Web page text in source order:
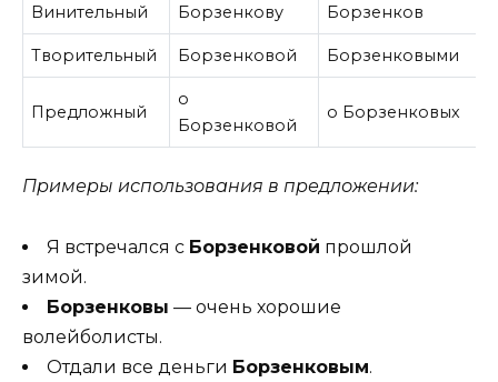
Винительный Борзенкову Борзенков
Творительный Борзенковой Борзенковыми
Предложный
о
Борзенковой
о Борзенковых
Примеры использования в предложении:
Я встречался с Борзенковой прошлой
зимой.
Борзенковы — очень хорошие
волейболисты.
Отдали все деньги Борзенковым.